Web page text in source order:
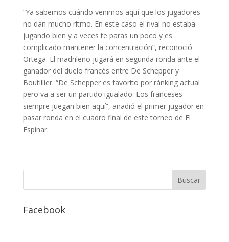
“Ya sabemos cuándo venimos aquí que los jugadores
no dan mucho ritmo. En este caso el rival no estaba
jugando bien y a veces te paras un poco y es
complicado mantener la concentración”, reconoció
Ortega. El madrileño jugará en segunda ronda ante el
ganador del duelo francés entre De Schepper y
Boutillier. “De Schepper es favorito por ránking actual
pero va a ser un partido igualado. Los franceses
siempre juegan bien aquí”, añadió el primer jugador en
pasar ronda en el cuadro final de este torneo de El
Espinar.
Facebook